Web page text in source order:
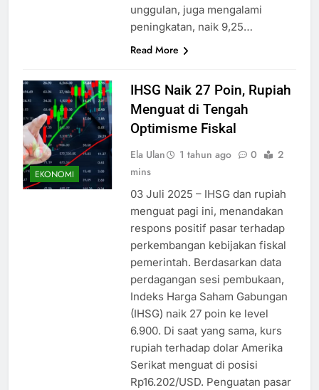
unggulan, juga mengalami
peningkatan, naik 9,25…
Read More
EKONOMI
IHSG Naik 27 Poin, Rupiah
Menguat di Tengah
Optimisme Fiskal
Ela Ulan 1 tahun ago 0
2
mins
03 Juli 2025 – IHSG dan rupiah
menguat pagi ini, menandakan
respons positif pasar terhadap
perkembangan kebijakan fiskal
pemerintah. Berdasarkan data
perdagangan sesi pembukaan,
Indeks Harga Saham Gabungan
(IHSG) naik 27 poin ke level
6.900. Di saat yang sama, kurs
rupiah terhadap dolar Amerika
Serikat menguat di posisi
Rp16.202/USD. Penguatan pasar